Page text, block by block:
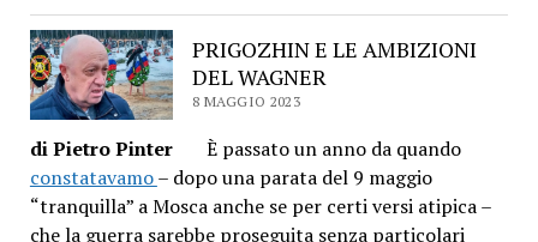
PRIGOZHIN E LE AMBIZIONI
DEL WAGNER
8 MAGGIO 2023
di Pietro PinterÈ passato un anno da quando
constatavamo– dopo una parata del 9 maggio
“tranquilla” a Mosca anche se per certi versi atipica –
che la guerra sarebbe proseguita senza particolari